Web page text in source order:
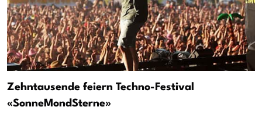
Zehntausende feiern Techno-Festival
«SonneMondSterne»